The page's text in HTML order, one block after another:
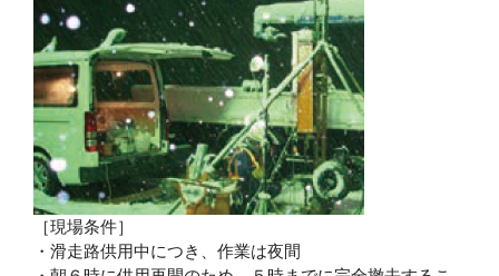
［現場条件］
・滑走路供用中につき、作業は夜間